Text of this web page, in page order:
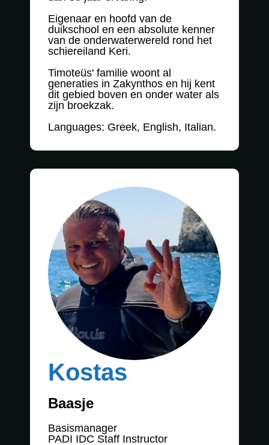
Taverne
Partners
Eigenaar en hoofd van de
duikschool en een absolute kenner
van de onderwaterwereld rond het
schiereiland Keri.
Timoteüs' familie woont al
generaties in Zakynthos en hij kent
dit gebied boven en onder water als
zijn broekzak.
Languages: Greek, English, Italian.
Kostas
Baasje
Basismanager
PADI IDC Staff Instructor